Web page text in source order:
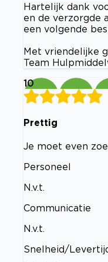
Hartelijk dank
en de verzorgde
een volgende
Met vriendelijke
Team
10
Prettig
Je moet even
Personeel
N.v.t.
Communicatie
N.v.t.
Snelheid/